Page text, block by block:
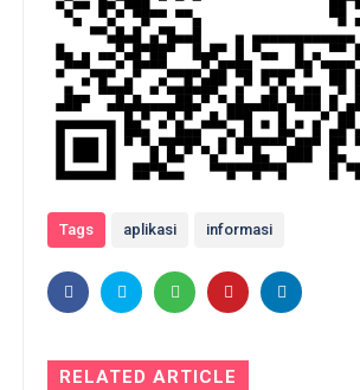
Tags aplikasi informasi
RELATED ARTICLE